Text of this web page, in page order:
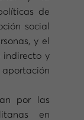
de
social
y el
indirecto y
por las
en